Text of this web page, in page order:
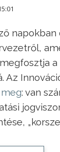
Az
: van